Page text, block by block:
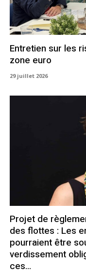
Entretien sur les
zone euro
29 juillet 2026
Projet de
des flottes : Les
pourraient être
verdissement
ces...